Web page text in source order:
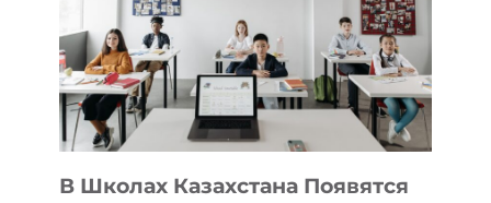
BY
MOST
—
МЕЖДУНАРОДНУЮ
ПРОГРАММУ
ДЛЯ
ТЕХНОЛОГИЧЕСКИХ
В Школах Казахстана Появятся